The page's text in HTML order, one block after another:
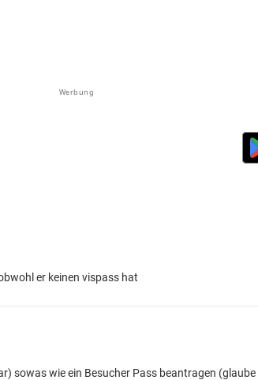
Werbung
er keinen vispass hat
sowas wie ein Besucher Pass beantragen